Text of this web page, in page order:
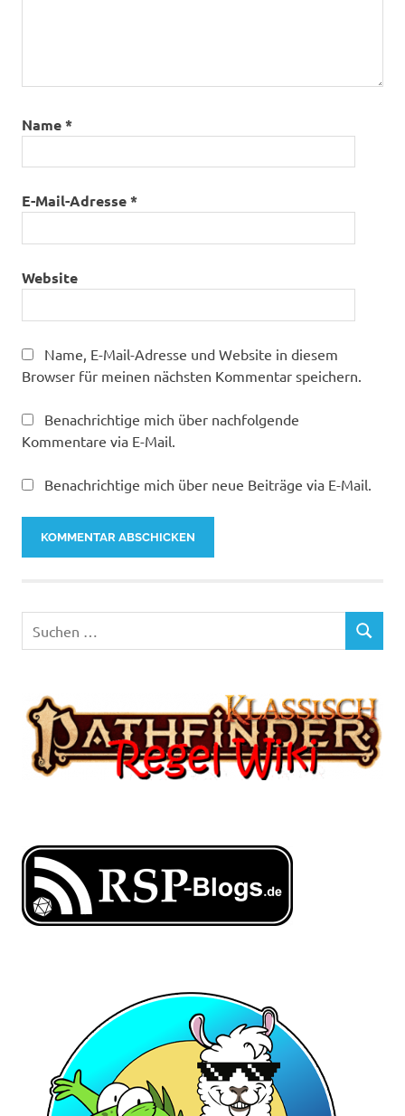
Name*
E-Mail-Adresse*
Website
Name, E-Mail-Adresse und Website in diesem
Browser für meinen nächsten Kommentar speichern.
Benachrichtige mich über nachfolgende
Kommentare via E-Mail.
Benachrichtige mich über neue Beiträge via E-Mail.
nach:
SUCHEN